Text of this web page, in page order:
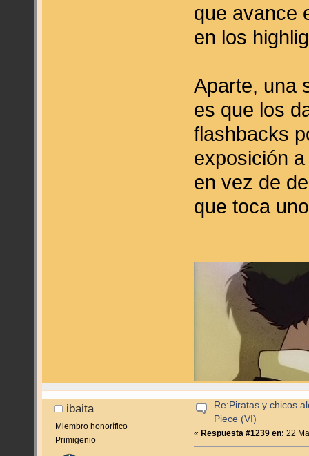
que avance
en los
Aparte, una
es que los
flashbacks
exposición
en vez de
que toca
ibaita
Miembro honorífico
Primigenio
Re:Piratas y chicos
Piece (VI)
« Respuesta #1239 en: 22